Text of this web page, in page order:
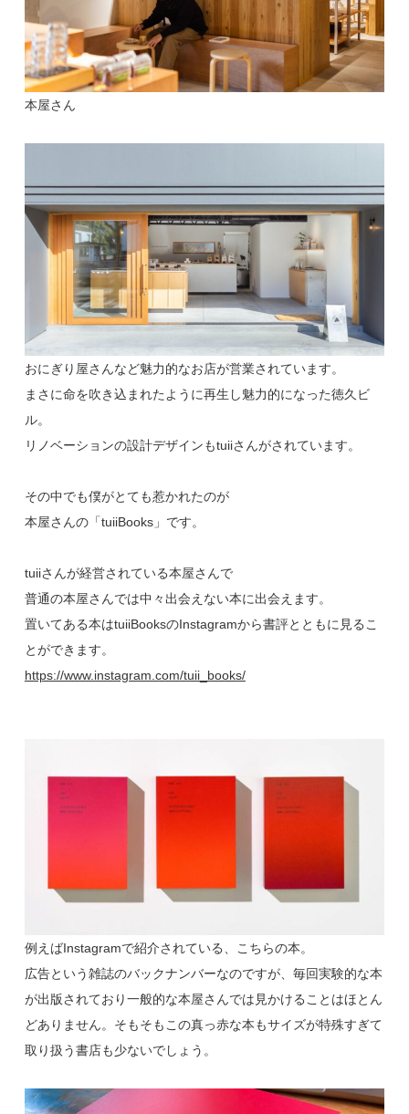
本屋さん
おにぎり屋さんなど魅力的なお店が営業されています。
まさに命を吹き込まれたように再生し魅力的になった徳久ビ
ル。
リノベーションの設計デザインもtuiiさんがされています。
その中でも僕がとても惹かれたのが
本屋さんの「tuiiBooks」です。
tuiiさんが経営されている本屋さんで
普通の本屋さんでは中々出会えない本に出会えます。
置いてある本はtuiiBooksのInstagramから書評とともに見るこ
とができます。
https://www.instagram.com/tuii_books/
例えばInstagramで紹介されている、こちらの本。
広告という雑誌のバックナンバーなのですが、毎回実験的な本
が出版されており一般的な本屋さんでは見かけることはほとん
どありません。そもそもこの真っ赤な本もサイズが特殊すぎて
取り扱う書店も少ないでしょう。